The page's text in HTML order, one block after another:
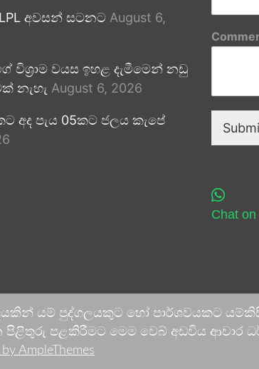
අවසන් සටනට August 6,
වයස ඉහළ දැමීමෙන් නඩු
නැහැ August 6, 2026
අද පැය 05කට ජලය කැපේ
Chat
යම් පුද්ගලයකුට හෝ පාර්ශවයකට
පළකිරීමට මෙම වෙබ් අඩවිය ආචාර
AmpleThemes